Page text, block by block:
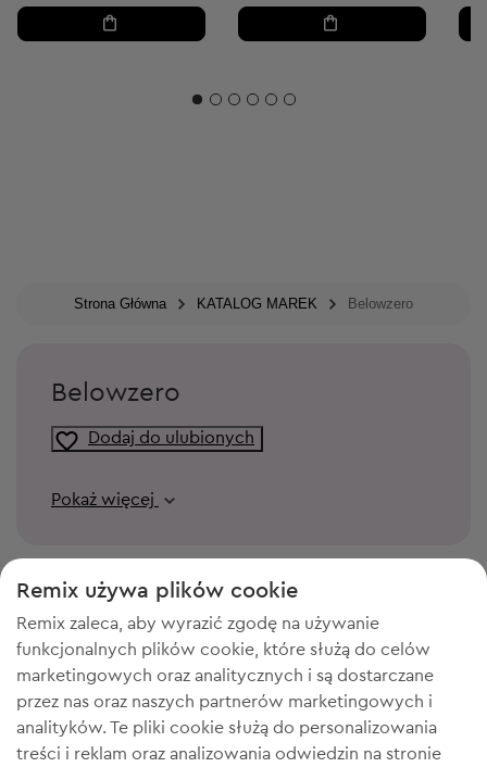
Strona Główna KATALOG MAREK Belowzero
Belowzero
Dodaj do ulubionych
Pokaż więcej
POTRZEBUJESZ MIEJSCA W
Remix używa plików cookie
Remix zaleca, aby wyrazić zgodę na używanie
funkcjonalnych plików cookie, które służą do celów
marketingowych oraz analitycznych i są dostarczane
przez nas oraz naszych partnerów marketingowych i
analityków. Te pliki cookie służą do personalizowania
treści i reklam oraz analizowania odwiedzin na stronie